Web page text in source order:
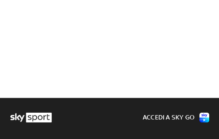
ACCEDI A SKY GO